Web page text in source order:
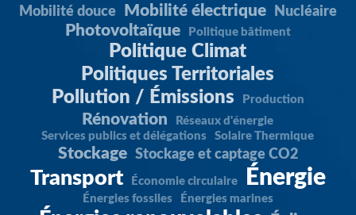
Mobilité douce Mobilité électrique Nucléaire
Photovoltaïque Politique bâtiment
Politique Climat
Politiques Territoriales
Pollution / Émissions
Production
Rénovation
Réseaux d'énergie
Services publics et délégations
Solaire Thermique
Stockage Stockage et captage CO2
Transport Économie circulaire Énergie
Énergies fossiles Énergies marines